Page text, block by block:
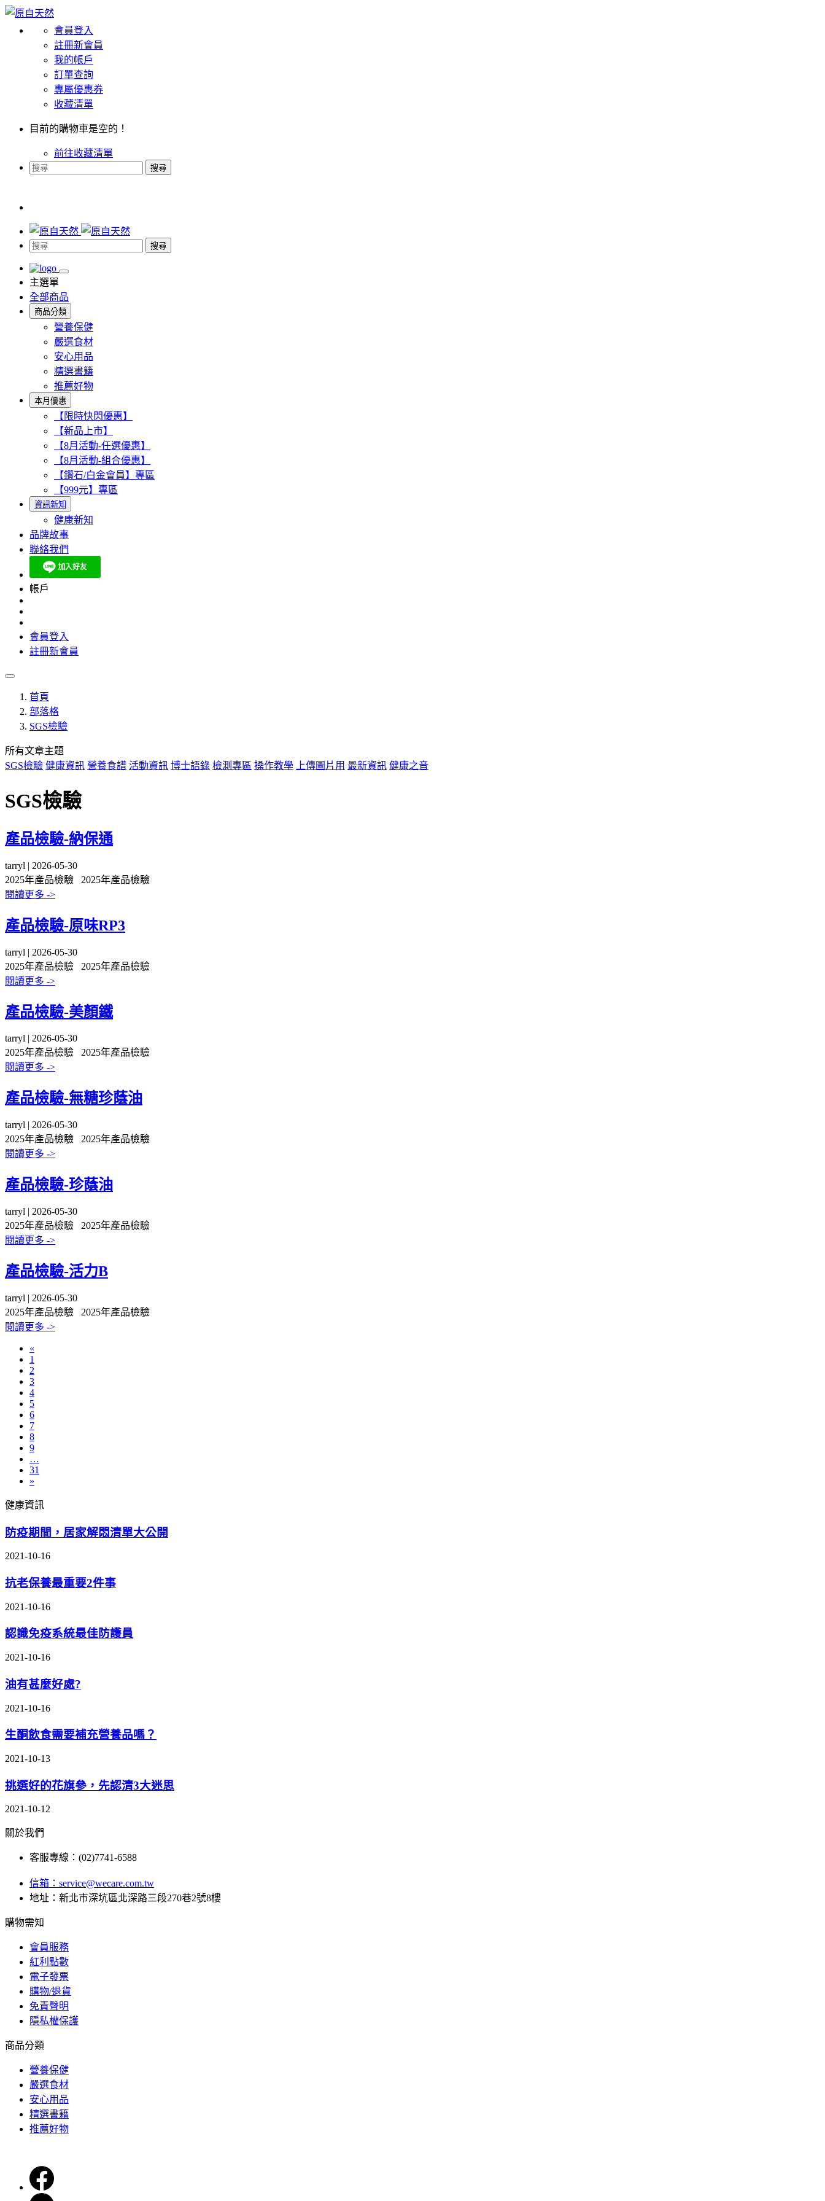
會員登入
註冊新會員
我的帳戶
訂單查詢
專屬優惠券
收藏清單
目前的購物車是空的！
前往收藏清單
搜尋
搜尋
主選單
全部商品
商品分類
營養保健
嚴選食材
安心用品
精選書籍
推薦好物
本月優惠
【限時快閃優惠】
【新品上市】
【8月活動-任選優惠】
【8月活動-組合優惠】
【鑽石/白金會員】專區
【999元】專區
資訊新知
健康新知
品牌故事
聯絡我們
帳戶
會員登入
註冊新會員
首頁
部落格
SGS檢驗
所有文章主題
SGS檢驗 健康資訊 營養食譜 活動資訊 博士語錄 檢測專區 操作教學 上傳圖片用 最新資訊 健康之音
SGS檢驗
產品檢驗-納保通
tarryl | 2026-05-30
2025年產品檢驗 2025年產品檢驗
閱讀更多 ->
產品檢驗-原味RP3
tarryl | 2026-05-30
2025年產品檢驗 2025年產品檢驗
閱讀更多 ->
產品檢驗-美顏鐵
tarryl | 2026-05-30
2025年產品檢驗 2025年產品檢驗
閱讀更多 ->
產品檢驗-無糖珍蔭油
tarryl | 2026-05-30
2025年產品檢驗 2025年產品檢驗
閱讀更多 ->
產品檢驗-珍蔭油
tarryl | 2026-05-30
2025年產品檢驗 2025年產品檢驗
閱讀更多 ->
產品檢驗-活力B
tarryl | 2026-05-30
2025年產品檢驗 2025年產品檢驗
閱讀更多 ->
«
1
2
3
4
5
6
7
8
9
…
31
»
健康資訊
防疫期間，居家解悶清單大公開
2021-10-16
抗老保養最重要2件事
2021-10-16
認識免疫系統最佳防護員
2021-10-16
油有甚麼好處?
2021-10-16
生酮飲食需要補充營養品嗎？
2021-10-13
挑選好的花旗參，先認清3大迷思
2021-10-12
關於我們
客服專線：(02)7741-6588
信箱： service@wecare.com.tw
地址：新北市深坑區北深路三段270巷2號8樓
購物需知
會員服務
紅利點數
電子發票
購物/退貨
免責聲明
隱私權保護
商品分類
營養保健
嚴選食材
安心用品
精選書籍
推薦好物